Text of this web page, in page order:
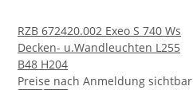
RZB 672420.002 Exeo S 740 Ws
Decken- u.Wandleuchten L255
B48 H204
Preise nach Anmeldung sichtbar